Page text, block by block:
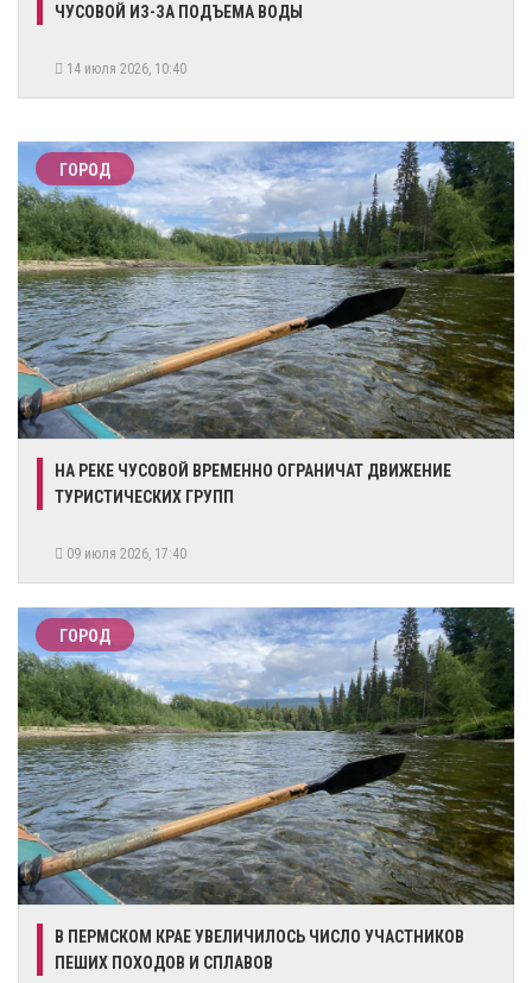
ЧУСОВОЙ ИЗ-ЗА ПОДЪЕМА ВОДЫ
14 июля 2026, 10:40
ГОРОД
НА РЕКЕ ЧУСОВОЙ ВРЕМЕННО ОГРАНИЧАТ ДВИЖЕНИЕ
ТУРИСТИЧЕСКИХ ГРУПП
09 июля 2026, 17:40
ГОРОД
В ПЕРМСКОМ КРАЕ УВЕЛИЧИЛОСЬ ЧИСЛО УЧАСТНИКОВ
ПЕШИХ ПОХОДОВ И СПЛАВОВ